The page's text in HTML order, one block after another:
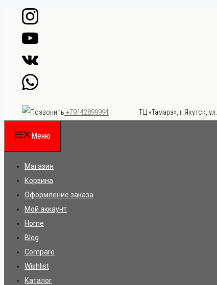
Перейти
содержимому
+79142899994 ТЦ «Тамара», г.Якутск,
Меню
Магазин
Корзина
Оформление заказа
Мой аккаунт
Home
Blog
Compare
Wishlist
Каталог